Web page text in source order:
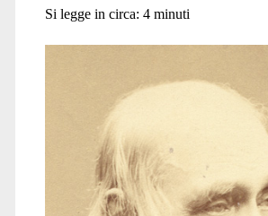
Si legge in circa: 4 minuti